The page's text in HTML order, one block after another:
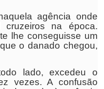
agência onde
na época.
lhe conseguisse um
o danado chegou,
lado, excedeu o
vezes. A confusão